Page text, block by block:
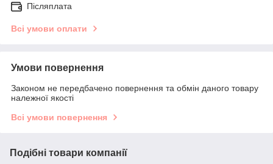
Післяплата
Всі умови оплати
Умови повернення
Законом не передбачено повернення та обмін даного товару
належної якості
Всі умови повернення
Подібні товари компанії